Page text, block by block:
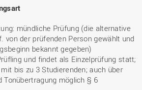
mündliche Prüfung (die alternative
von der prüfenden Person gewählt und
bekannt gegeben)
und findet als Einzelprüfung statt;
bis zu 3 Studierenden; auch über
Tonübertragung möglich § 6